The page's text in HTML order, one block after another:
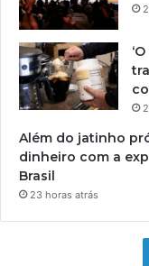
Além do jatinho
dinheiro com a
Brasil
23 horas atrás